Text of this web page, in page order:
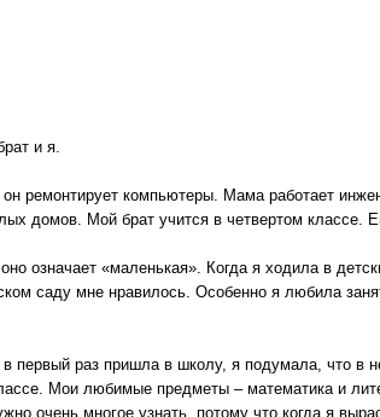
и я.
ремонтирует компьютеры. Мама работает
домов. Мой брат учится в четвертом классе.
означает «маленькая». Когда я ходила в
саду мне нравилось. Особенно я любила
первый раз пришла в школу, я подумала, что в
Мои любимые предметы – математика и
очень многое узнать, потому что когда я